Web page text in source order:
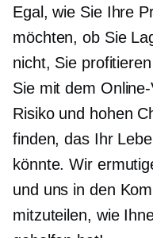
Egal, wie Sie Ihre
möchten, ob Sie
nicht, Sie
Sie mit dem
Risiko und hohen
finden, das Ihr
könnte. Wir
und uns in den
mitzuteilen, wie